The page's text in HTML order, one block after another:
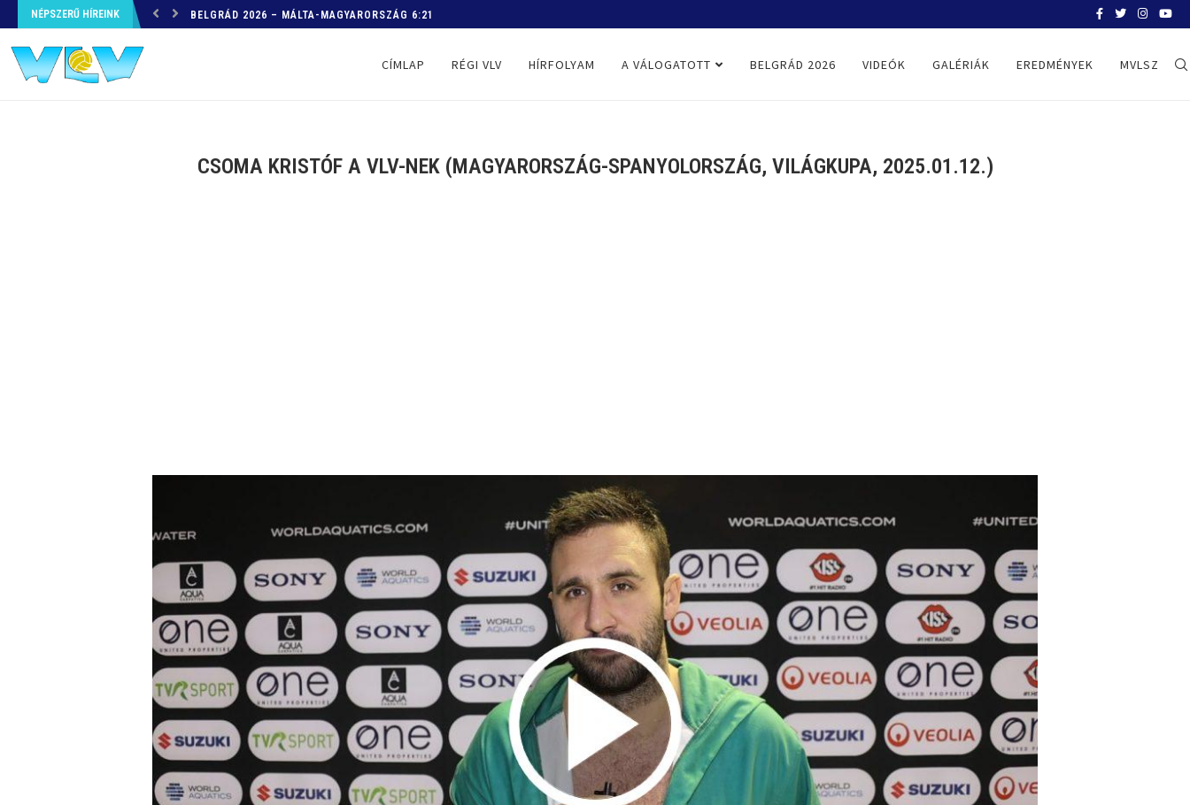
NÉPSZERŰ HÍREINK
HELYZETKÉP AZ EB-RŐL – A TOVÁBBI PROGRAM
CÍMLAP RÉGI VLV HÍRFOLYAM A VÁLOGATOTT BELGRÁD 2026 VIDEÓK GALÉRIÁK EREDMÉNYEK MVLSZ
CSOMA KRISTÓF A VLV-NEK (MAGYARORSZÁG-SPANYOLORSZÁG, VILÁGKUPA, 2025.01.12.)